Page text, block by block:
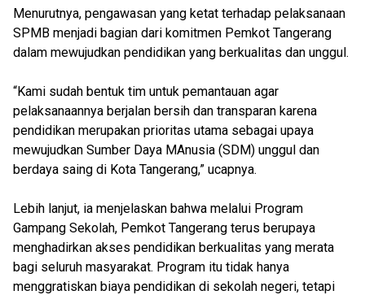
Menurutnya, pengawasan yang ketat terhadap pelaksanaan
SPMB menjadi bagian dari komitmen Pemkot Tangerang
dalam mewujudkan pendidikan yang berkualitas dan unggul.
“Kami sudah bentuk tim untuk pemantauan agar
pelaksanaannya berjalan bersih dan transparan karena
pendidikan merupakan prioritas utama sebagai upaya
mewujudkan Sumber Daya MAnusia (SDM) unggul dan
berdaya saing di Kota Tangerang,” ucapnya.
Lebih lanjut, ia menjelaskan bahwa melalui Program
Gampang Sekolah, Pemkot Tangerang terus berupaya
menghadirkan akses pendidikan berkualitas yang merata
bagi seluruh masyarakat. Program itu tidak hanya
menggratiskan biaya pendidikan di sekolah negeri, tetapi